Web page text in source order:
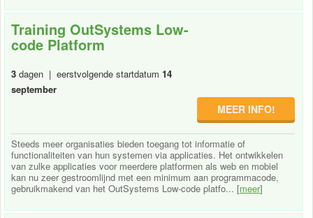
Training OutSystems Low-
code Platform
3 dagen | eerstvolgende startdatum 14
september
MEER INFO!
Steeds meer organisaties bieden toegang tot informatie of
functionaliteiten van hun systemen via applicaties. Het ontwikkelen
van zulke applicaties voor meerdere platformen als web en mobiel
kan nu zeer gestroomlijnd met een minimum aan programmacode,
gebruikmakend van het OutSystems Low-code platfo... [meer]